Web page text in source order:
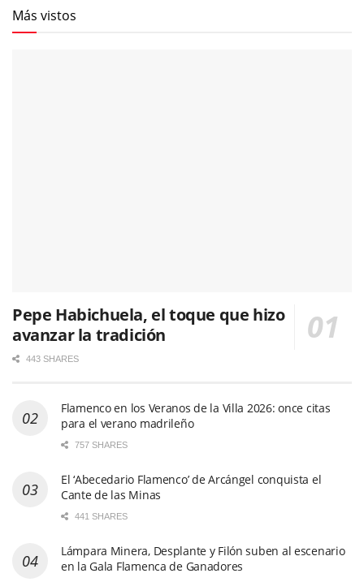
Más vistos
Pepe Habichuela, el toque que hizo
avanzar la tradición
443 SHARES
Flamenco en los Veranos de la Villa 2026: once citas
para el verano madrileño
757 SHARES
El ‘Abecedario Flamenco’ de Arcángel conquista el
Cante de las Minas
441 SHARES
Lámpara Minera, Desplante y Filón suben al escenario
en la Gala Flamenca de Ganadores